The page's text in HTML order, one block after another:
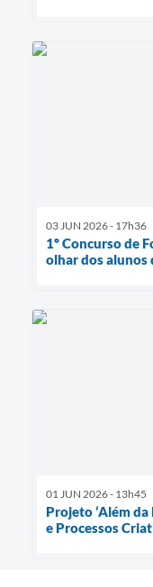
03 JUN 2026 - 17h36
1º Concurso de
olhar dos alunos
01 JUN 2026 - 13h45
Projeto ‘Além
e Processos